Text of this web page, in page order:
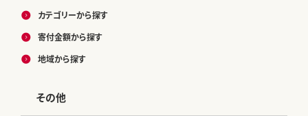
カテゴリーから探す
寄付金額から探す
地域から探す
その他